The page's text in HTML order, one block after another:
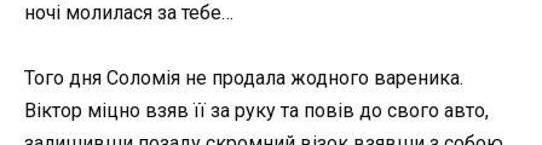
ночі молилася за тебе…
Того дня Соломія не продала жодного вареника.
Віктор міцно взяв її за руку та повів до свого авто,